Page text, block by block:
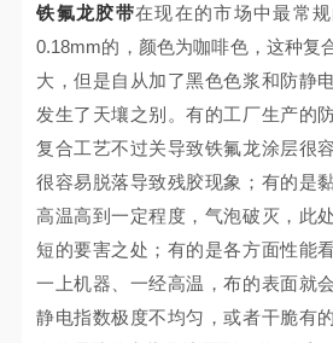
铁氟龙胶带在现在的市场中最常
0.18mm的，颜色为咖啡色，这种复
大，但是自从加了黑色色浆和防静
发生了天壤之别。有的工厂生产的
复合工艺不过关导致铁氟龙涂层很
很容易脱落导致残胶现象；有的是
高温高到一定程度，气泡破灭，此
短的要害之处；有的是各方面性能
一上机器、一经高温，布的表面就
静电指数极度不均匀，或者干脆有